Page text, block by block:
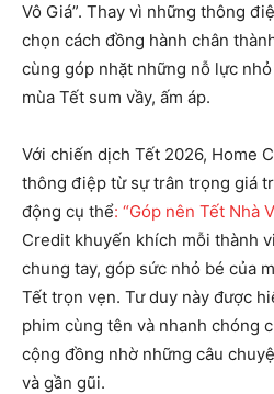
Vô Giá”. Thay vì những thông
chọn cách đồng hành chân
cùng góp nhặt những nỗ lực
mùa Tết sum vầy, ấm áp.
Với chiến dịch Tết 2026, Home
thông điệp từ sự trân trọng giá
động cụ thể: “Góp nên Tết Nhà
Credit khuyến khích mỗi thành
chung tay, góp sức nhỏ bé của
Tết trọn vẹn. Tư duy này được
phim cùng tên và nhanh chóng
cộng đồng nhờ những câu
và gần gũi.